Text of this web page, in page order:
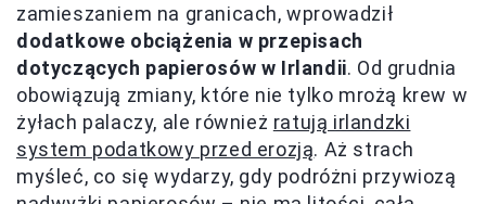
zamieszaniem na granicach, wprowadził
dodatkowe obciążenia w przepisach
dotyczących papierosów w Irlandii. Od grudnia
obowiązują zmiany, które nie tylko mrożą krew w
żyłach palaczy, ale również ratują irlandzki
system podatkowy przed erozją. Aż strach
myśleć, co się wydarzy, gdy podróżni przywiozą